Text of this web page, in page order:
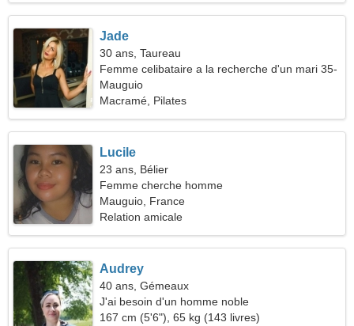
Jade
30 ans, Taureau
Femme celibataire a la recherche d'un mari 35-
39
Mauguio
Macramé, Pilates
Lucile
23 ans, Bélier
Femme cherche homme
Mauguio, France
Relation amicale
Audrey
40 ans, Gémeaux
J'ai besoin d'un homme noble
167 cm (5'6"), 65 kg (143 livres)